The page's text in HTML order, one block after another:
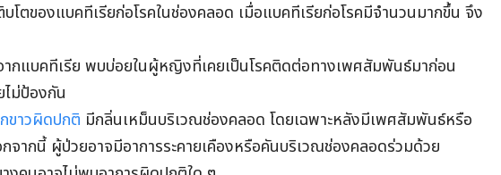
โตของแบคทีเรียก่อโรคในช่องคลอด เมื่อแบคทีเรียก่อโรคมีจำนวนมากขึ้น จึง
ากแบคทีเรีย พบบ่อยในผู้หญิงที่เคยเป็นโรคติดต่อทางเพศสัมพันธ์มาก่อน
ม่ป้องกัน
ขาวผิดปกติ มีกลิ่นเหม็นบริเวณช่องคลอด โดยเฉพาะหลังมีเพศสัมพันธ์หรือ
จากนี้ ผู้ป่วยอาจมีอาการระคายเคืองหรือคันบริเวณช่องคลอดร่วมด้วย